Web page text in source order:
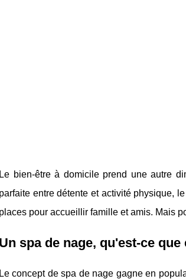
Le bien-être à domicile prend une autre
parfaite entre détente et activité physique,
places pour accueillir famille et amis. Mais
Un spa de nage, qu'est-ce
Le concept de spa de nage gagne en